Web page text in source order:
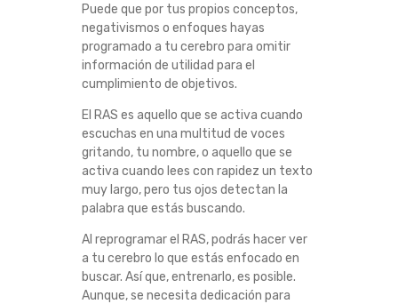
Puede que por tus propios conceptos,
negativismos o enfoques hayas
programado a tu cerebro para omitir
información de utilidad para el
cumplimiento de objetivos.
El RAS es aquello que se activa cuando
escuchas en una multitud de voces
gritando, tu nombre, o aquello que se
activa cuando lees con rapidez un texto
muy largo, pero tus ojos detectan la
palabra que estás buscando.
Al reprogramar el RAS, podrás hacer ver
a tu cerebro lo que estás enfocado en
buscar. Así que, entrenarlo, es posible.
Aunque, se necesita dedicación para